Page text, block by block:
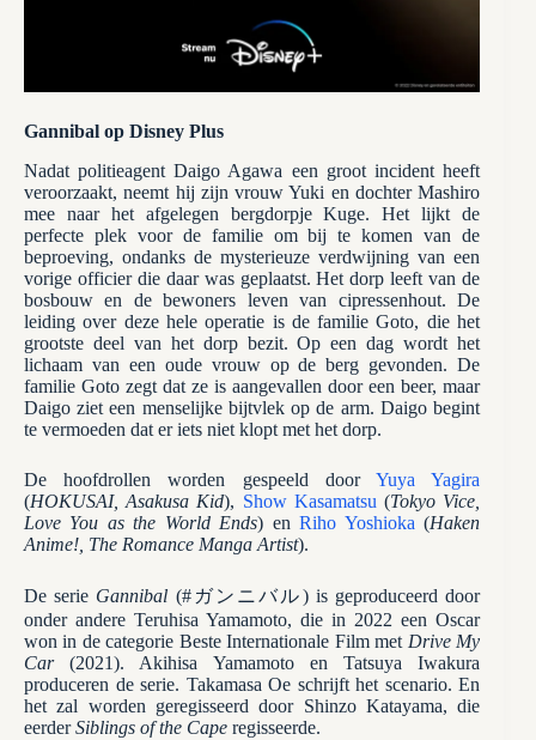
Gannibal op Disney Plus
Nadat politieagent Daigo Agawa een groot incident heeft
veroorzaakt, neemt hij zijn vrouw Yuki en dochter Mashiro
mee naar het afgelegen bergdorpje Kuge. Het lijkt de
perfecte plek voor de familie om bij te komen van de
beproeving, ondanks de mysterieuze verdwijning van een
vorige officier die daar was geplaatst. Het dorp leeft van de
bosbouw en de bewoners leven van cipressenhout. De
leiding over deze hele operatie is de familie Goto, die het
grootste deel van het dorp bezit. Op een dag wordt het
lichaam van een oude vrouw op de berg gevonden. De
familie Goto zegt dat ze is aangevallen door een beer, maar
Daigo ziet een menselijke bijtvlek op de arm. Daigo begint
te vermoeden dat er iets niet klopt met het dorp.
De hoofdrollen worden gespeeld door Yuya Yagira
(HOKUSAI, Asakusa Kid), Show Kasamatsu (Tokyo Vice,
Love You as the World Ends) enRiho Yoshioka (Haken
Anime!, The Romance Manga Artist).
De serie Gannibal (#ガンニバル) is geproduceerd door
onder andere Teruhisa Yamamoto, die in 2022 een Oscar
won in de categorie Beste Internationale Film met Drive My
Car(2021). Akihisa Yamamoto en Tatsuya Iwakura
produceren de serie. Takamasa Oe schrijft het scenario. En
het zal worden geregisseerd door Shinzo Katayama, die
eerderSiblings of the Cape regisseerde.